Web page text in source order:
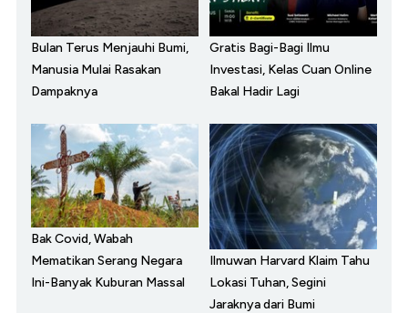
Bulan Terus Menjauhi Bumi,
Manusia Mulai Rasakan
Dampaknya
Gratis Bagi-Bagi Ilmu
Investasi, Kelas Cuan Online
Bakal Hadir Lagi
Bak Covid, Wabah
Mematikan Serang Negara
Ini-Banyak Kuburan Massal
Ilmuwan Harvard Klaim Tahu
Lokasi Tuhan, Segini
Jaraknya dari Bumi